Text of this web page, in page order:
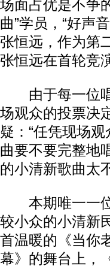
场面占优是不争
曲”学员，“好声
张恒远，作为第
张恒远在首轮竞
由于每一位唱
场观众的投票决
疑：“任凭现场
曲要不要完整地
的小清新歌曲太
本期唯一一位
较小众的小清新
首温暖的《当你
幕》的舞台上，